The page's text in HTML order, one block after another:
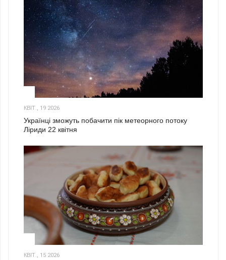
КВІТ., 19 2026
Українці зможуть побачити пік метеорного потоку
Ліриди 22 квітня
КВІТ., 15 2026